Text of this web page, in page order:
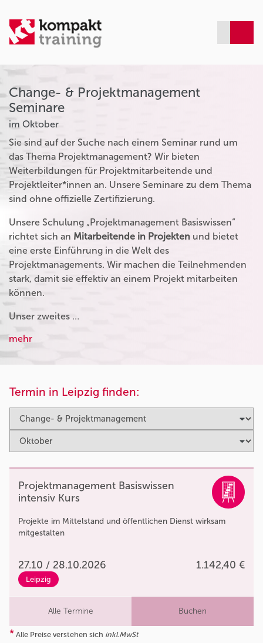
Change- & Projektmanagement
Seminare
im Oktober
Sie sind auf der Suche nach einem Seminar rund um
das Thema Projektmanagement? Wir bieten
Weiterbildungen für Projektmitarbeitende und
Projektleiter*innen an. Unsere Seminare zu dem Thema
sind ohne offizielle Zertifizierung.
Unsere Schulung „Projektmanagement Basiswissen“
richtet sich an Mitarbeitende in Projekten und bietet
eine erste Einführung in die Welt des
Projektmanagements. Wir machen die Teilnehmenden
stark, damit sie effektiv an einem Projekt mitarbeiten
können.
Unser zweites …
mehr
Termin in Leipzig finden:
Projektmanagement Basiswissen
intensiv Kurs
Projekte im Mittelstand und öffentlichen Dienst wirksam
mitgestalten
27.10 / 28.10.2026 1.142,40 €
Leipzig
Alle Termine Buchen
* Alle Preise verstehen sich inkl.MwSt